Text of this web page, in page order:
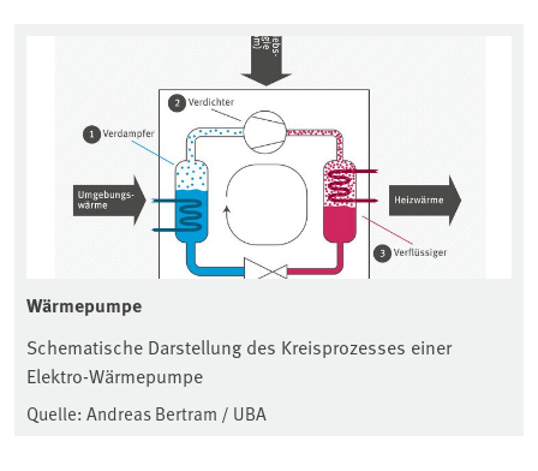
Wärmepumpe
Schematische Darstellung des Kreisprozesses einer
Elektro-Wärmepumpe
Quelle: Andreas Bertram / UBA